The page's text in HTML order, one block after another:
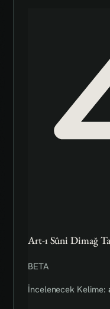
Art-ı Sûni Dimağ
BETA
İncelenecek Kelime: